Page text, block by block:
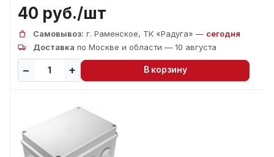
40 руб./шт
Самовывоз: г. Раменское, ТК «Радуга» — сегодня
Доставка по Москве и области — 10 августа
В корзину